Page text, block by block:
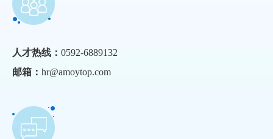
人才热线： 0592-6889132
邮箱： hr@amoytop.com